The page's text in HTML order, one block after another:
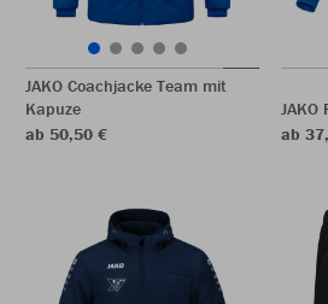
JAKO Coachjacke Team mit
Kapuze
ab 50,50 €
JAKO
ab